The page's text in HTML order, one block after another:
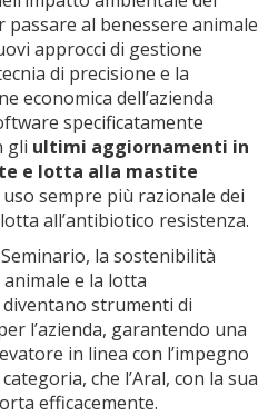
al benessere animale
approcci di gestione
di precisione e la
economica dell’azienda
specificatamente
gli ultimi aggiornamenti in
e lotta alla mastite
sempre più razionale dei
all’antibiotico resistenza.
la sostenibilità
e la lotta
strumenti di
l’azienda, garantendo una
in linea con l’impegno
che l’Aral, con la sua
efficacemente.